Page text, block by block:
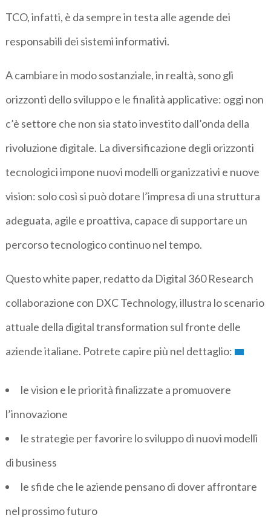
TCO, infatti, è da sempre in testa alle agende dei
responsabili dei sistemi informativi.
A cambiare in modo sostanziale, in realtà, sono gli
orizzonti dello sviluppo e le finalità applicative: oggi non
c’è settore che non sia stato investito dall’onda della
rivoluzione digitale. La diversificazione degli orizzonti
tecnologici impone nuovi modelli organizzativi e nuove
vision: solo così si può dotare l’impresa di una struttura
adeguata, agile e proattiva, capace di supportare un
percorso tecnologico continuo nel tempo.
Questo white paper, redatto da Digital 360 Research
collaborazione con DXC Technology, illustra lo scenario
attuale della digital transformation sul fronte delle
aziende italiane. Potrete capire più nel dettaglio:
le vision e le priorità finalizzate a promuovere
l’innovazione
le strategie per favorire lo sviluppo di nuovi modelli
di business
le sfide che le aziende pensano di dover affrontare
nel prossimo futuro